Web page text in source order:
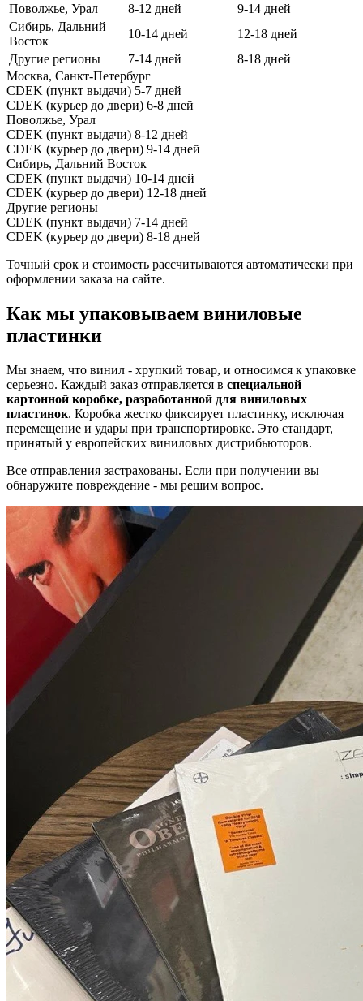
Поволжье, Урал
8-12 дней
9-14 дней
Сибирь, Дальний
Восток
10-14 дней
12-18 дней
Другие регионы
7-14 дней
8-18 дней
Москва, Санкт-Петербург
CDEK (пункт выдачи) 5-7 дней
CDEK (курьер до двери) 6-8 дней
Поволжье, Урал
CDEK (пункт выдачи) 8-12 дней
CDEK (курьер до двери) 9-14 дней
Сибирь, Дальний Восток
CDEK (пункт выдачи) 10-14 дней
CDEK (курьер до двери) 12-18 дней
Другие регионы
CDEK (пункт выдачи) 7-14 дней
CDEK (курьер до двери) 8-18 дней
Точный срок и стоимость рассчитываются автоматически при
оформлении заказа на сайте.
Как мы упаковываем виниловые
пластинки
Мы знаем, что винил - хрупкий товар, и относимся к упаковке
серьезно. Каждый заказ отправляется в специальной
картонной коробке, разработанной для виниловых
пластинок. Коробка жестко фиксирует пластинку, исключая
перемещение и удары при транспортировке. Это стандарт,
принятый у европейских виниловых дистрибьюторов.
Все отправления застрахованы. Если при получении вы
обнаружите повреждение - мы решим вопрос.